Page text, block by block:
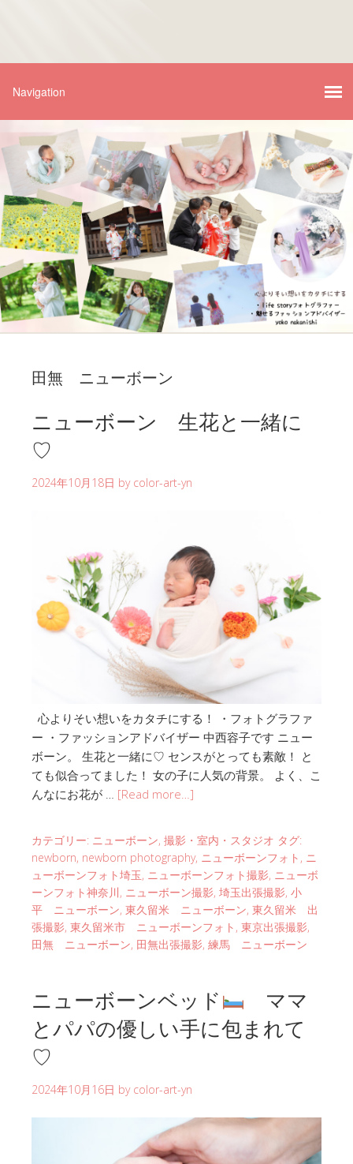
田無 ニューボーン
ニューボーン 生花と一緒に
♡
2024年10月18日 by color-art-yn
心よりそい想いをカタチにする！ ・フォトグラファ
ー ・ファッションアドバイザー 中西容子です ニュー
ボーン。 生花と一緒に♡ センスがとっても素敵！ と
ても似合ってました！ 女の子に人気の背景。 よく、こ
んなにお花が … [Read more…]
カテゴリー: ニューボーン, 撮影・室内・スタジオ タグ:
newborn, newborn photography, ニューボーンフォト , ニ
ューボーンフォト埼玉, ニューボーンフォト撮影, ニューボ
ーンフォト神奈川, ニューボーン撮影, 埼玉出張撮影, 小
平 ニューボーン, 東久留米 ニューボーン, 東久留米 出
張撮影, 東久留米市 ニューボーンフォト , 東京出張撮影,
田無 ニューボーン, 田無出張撮影, 練馬 ニューボーン
ニューボーンベッド
ママ
とパパの優しい手に包まれて
♡
2024年10月16日 by color-art-yn